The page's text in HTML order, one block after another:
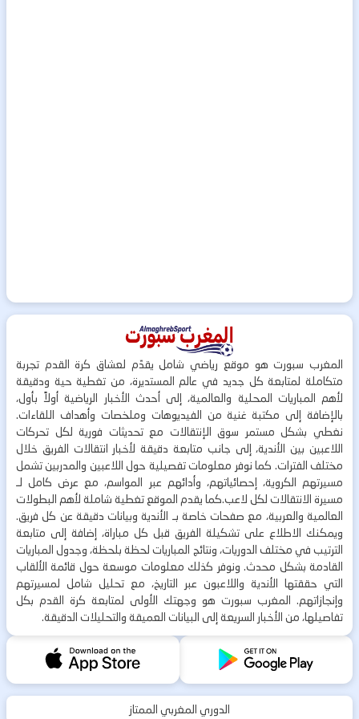
المغرب سبورت هو موقع رياضي شامل يقدّم لعشاق كرة القدم تجربة
متكاملة لمتابعة كل جديد في عالم المستديرة، من تغطية حية ودقيقة
لأهم المباريات المحلية والعالمية، إلى أحدث الأخبار الرياضية أولاً بأول،
بالإضافة إلى مكتبة غنية من الفيديوهات وملخصات وأهداف اللقاءات.
نغطي بشكل مستمر سوق الإنتقالات مع تحديثات فورية لكل تحركات
اللاعبين بين الأندية، إلى جانب متابعة دقيقة لأخبار انتقالات الفريق خلال
مختلف الفترات. كما نوفر معلومات تفصيلية حول اللاعبين والمدربين تشمل
مسيرتهم الكروية، إحصائياتهم، وأدائهم عبر المواسم، مع عرض كامل لـ
مسيرة الانتقالات لكل لاعب.كما يقدم الموقع تغطية شاملة لأهم البطولات
العالمية والعربية، مع صفحات خاصة بـ الأندية وبيانات دقيقة عن كل فريق.
ويمكنك الاطلاع على تشكيلة الفريق قبل كل مباراة، إضافة إلى متابعة
الترتيب في مختلف الدوريات، ونتائج المباريات لحظة بلحظة، وجدول المباريات
القادمة بشكل محدث. ونوفر كذلك معلومات موسعة حول قائمة الألقاب
التي حققتها الأندية واللاعبون عبر التاريخ، مع تحليل شامل لمسيرتهم
وإنجازاتهم. المغرب سبورت هو وجهتك الأولى لمتابعة كرة القدم بكل
تفاصيلها، من الأخبار السريعة إلى البيانات العميقة والتحليلات الدقيقة.
الدوري المغربي الممتاز